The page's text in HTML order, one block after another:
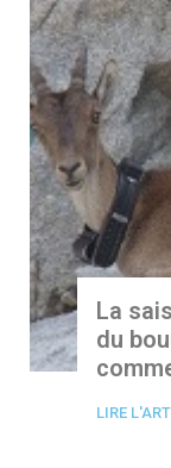
La
du
LIRE